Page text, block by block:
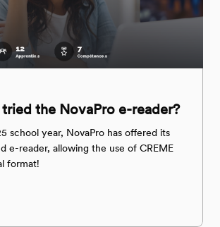
the NovaPro e-reader?
school year, NovaPro has offered its
e-reader, allowing the use of CREME
format!